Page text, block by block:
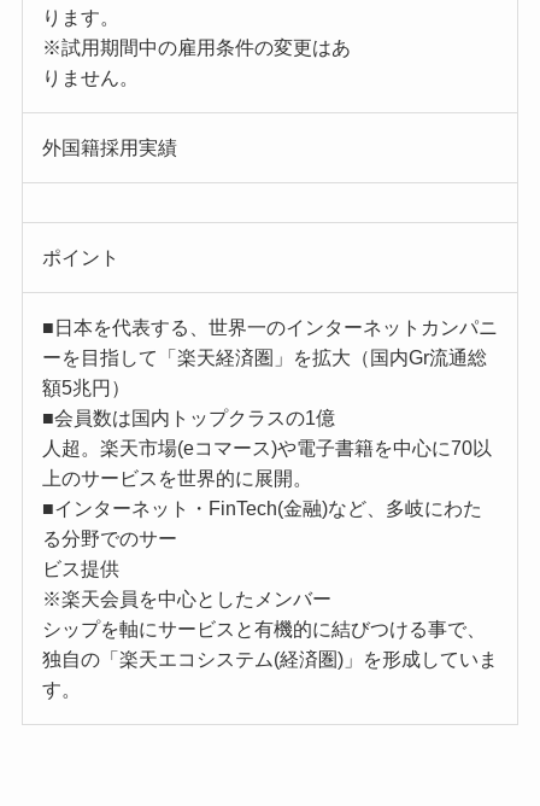
ります。
※試用期間中の雇用条件の変更はあ
りません。
外国籍採用実績
ポイント
■日本を代表する、世界一のインターネットカンパニ
ーを目指して「楽天経済圏」を拡大（国内Gr流通総
額5兆円）
■会員数は国内トップクラスの1億
人超。楽天市場(eコマース)や電子書籍を中心に70以
上のサービスを世界的に展開。
■インターネット・FinTech(金融)など、多岐にわた
る分野でのサー
ビス提供
※楽天会員を中心としたメンバー
シップを軸にサービスと有機的に結びつける事で、
独自の「楽天エコシステム(経済圏)」を形成していま
す。